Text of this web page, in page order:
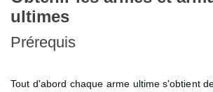
ultimes
Prérequis
Tout d'abord chaque arme ultime s'obtient